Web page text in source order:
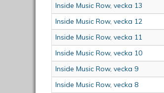
Inside Music Row, vecka 13
Inside Music Row, vecka 12
Inside Music Row, vecka 11
Inside Music Row, vecka 10
Inside Music Row, vecka 9
Inside Music Row, vecka 8